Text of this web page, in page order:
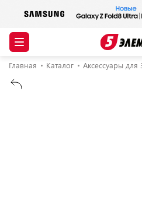
Главная Каталог Аксессуары для